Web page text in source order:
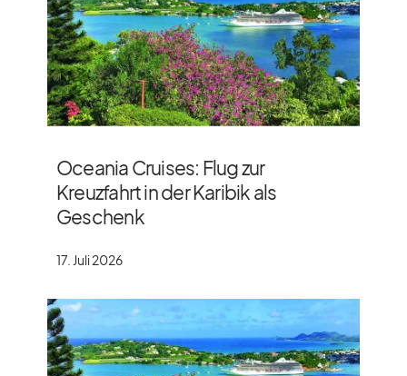
Oceania Cruises: Flug zur
Kreuzfahrt in der Karibik als
Geschenk
17. Juli 2026